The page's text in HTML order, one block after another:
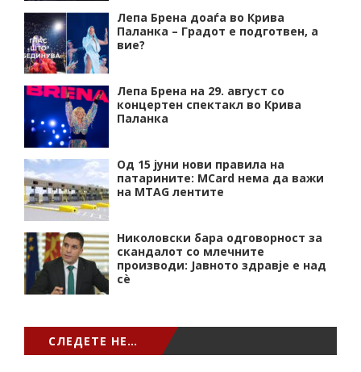
Лепа Брена доаѓа во Крива
Паланка – Градот е подготвен, а
вие?
Лепа Брена на 29. август со
концертен спектакл во Крива
Паланка
Од 15 јуни нови правила на
патарините: MCard нема да важи
на MTAG лентите
Николовски бара одговорност за
скандалот со млечните
производи: Јавното здравје е над
сѐ
СЛЕДЕТЕ НЕ…